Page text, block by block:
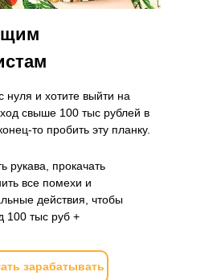
нуля и хотите выйти на
свыше 100 тыс рублей в
то пробить эту планку.
зарабатывать
рукава, прокачать
все помехи и
действия, чтобы
100 тыс руб +